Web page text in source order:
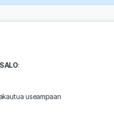
SALO:
useampaan